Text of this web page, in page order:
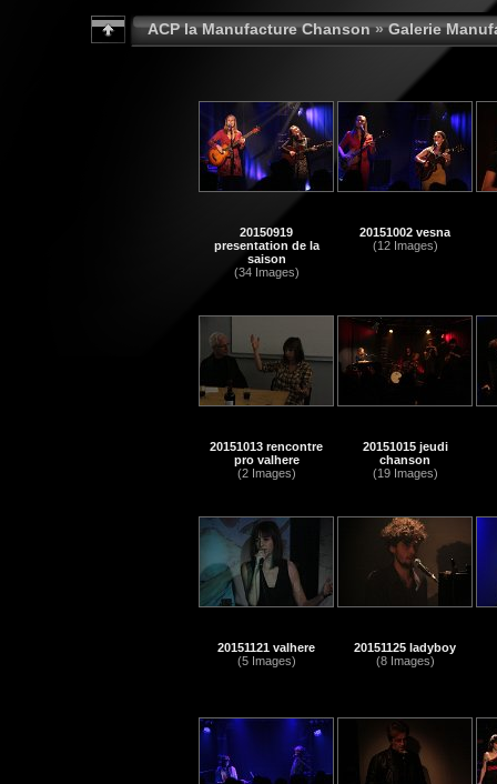
ACP la Manufacture Chanson»Galerie
20150919
presentation de la
saison
(34 Images)
20151002 vesna
(12 Images)
20151013 rencontre
pro valhere
(2 Images)
20151015 jeudi
chanson
(19 Images)
20151121 valhere
(5 Images)
20151125 ladyboy
(8 Images)